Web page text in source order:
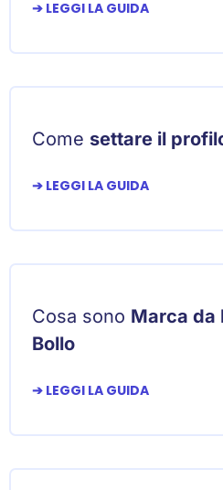
➔ LEGGI LA GUIDA
Come settare il
➔ LEGGI LA GUIDA
Cosa sono Marca da
Bollo
➔ LEGGI LA GUIDA